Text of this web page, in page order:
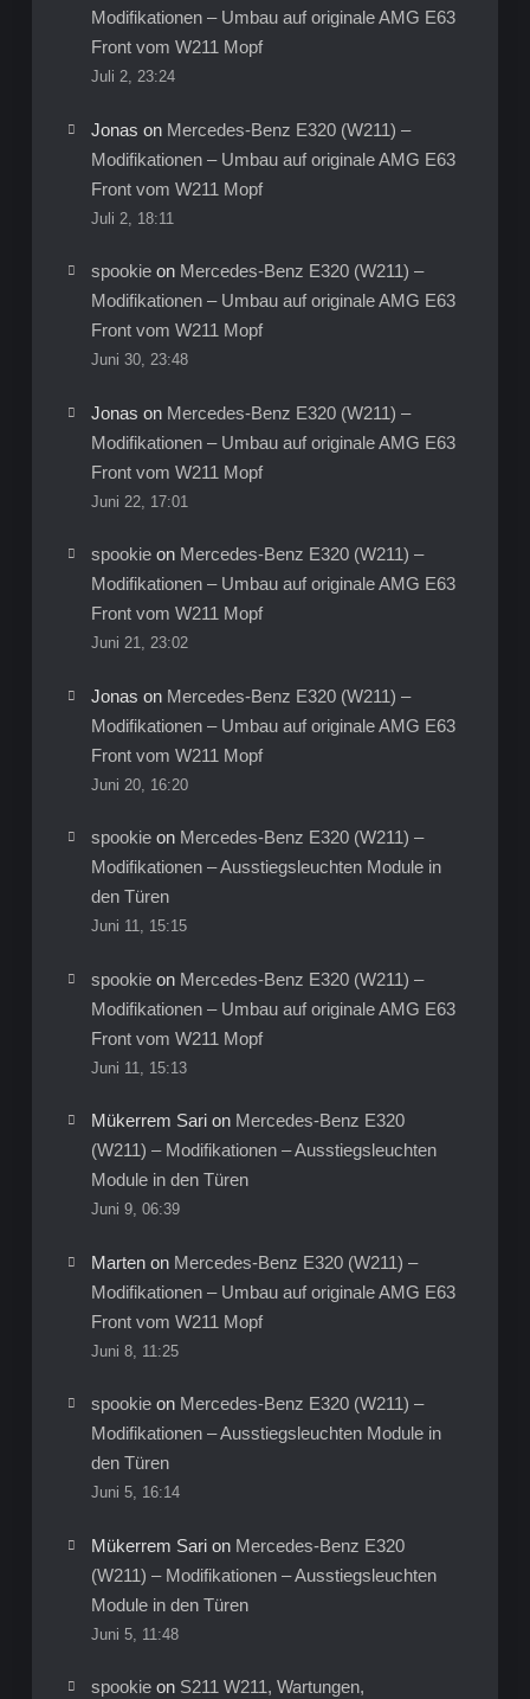
Modifikationen – Umbau auf originale AMG E63
Front vom W211 Mopf
Juli 2, 23:24
Jonas on Mercedes-Benz E320 (W211) –
Modifikationen – Umbau auf originale AMG E63
Front vom W211 Mopf
Juli 2, 18:11
spookieon Mercedes-Benz E320 (W211) –
Modifikationen – Umbau auf originale AMG E63
Front vom W211 Mopf
Juni 30, 23:48
Jonas on Mercedes-Benz E320 (W211) –
Modifikationen – Umbau auf originale AMG E63
Front vom W211 Mopf
Juni 22, 17:01
spookieon Mercedes-Benz E320 (W211) –
Modifikationen – Umbau auf originale AMG E63
Front vom W211 Mopf
Juni 21, 23:02
Jonas on Mercedes-Benz E320 (W211) –
Modifikationen – Umbau auf originale AMG E63
Front vom W211 Mopf
Juni 20, 16:20
spookieon Mercedes-Benz E320 (W211) –
Modifikationen – Ausstiegsleuchten Module in
den Türen
Juni 11, 15:15
spookieon Mercedes-Benz E320 (W211) –
Modifikationen – Umbau auf originale AMG E63
Front vom W211 Mopf
Juni 11, 15:13
Mükerrem Sarion Mercedes-Benz E320
(W211) – Modifikationen – Ausstiegsleuchten
Module in den Türen
Juni 9, 06:39
Martenon Mercedes-Benz E320 (W211) –
Modifikationen – Umbau auf originale AMG E63
Front vom W211 Mopf
Juni 8, 11:25
spookieon Mercedes-Benz E320 (W211) –
Modifikationen – Ausstiegsleuchten Module in
den Türen
Juni 5, 16:14
Mükerrem Sarion Mercedes-Benz E320
(W211) – Modifikationen – Ausstiegsleuchten
Module in den Türen
Juni 5, 11:48
spookieon S211 W211, Wartungen,